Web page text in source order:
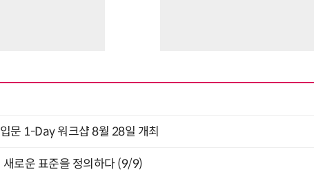
문 1-Day 워크샵 8월 28일 개최
새로운 표준을 정의하다 (9/9)